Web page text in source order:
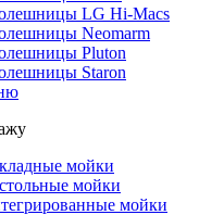
LG Hi-Macs
Neomarm
Pluton
Staron
мойки
мойки
мойки